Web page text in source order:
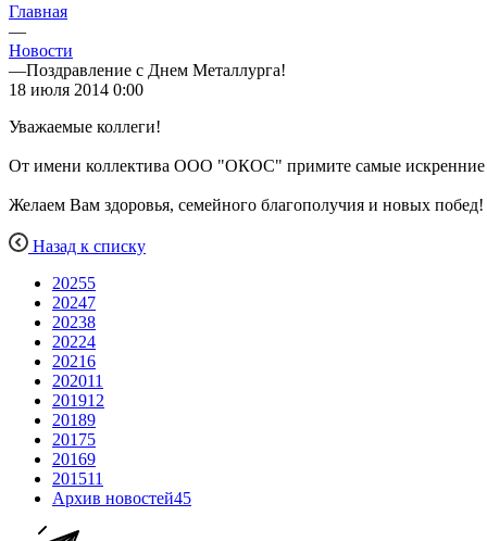
Главная
—
Новости
—Поздравление с Днем Металлурга!
18 июля 2014 0:00
Уважаемые коллеги!
От имени коллектива ООО "ОКОС" примите самые искренние
Желаем Вам здоровья, семейного благополучия и новых побед!
Назад к списку
20255
20247
20238
20224
20216
202011
201912
20189
20175
20169
201511
Архив новостей45